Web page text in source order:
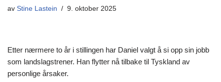
av Stine Lastein 9. oktober 2025
Etter nærmere to år i stillingen har Daniel valgt å si opp sin jobb
som landslagstrener. Han flytter nå tilbake til Tyskland av
personlige årsaker.